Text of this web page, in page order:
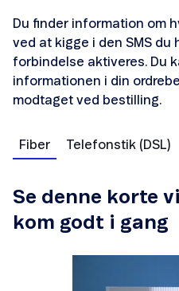
Huawei B311
Meld flytning
Opsig bredbånd
Du finder information om
ved at kigge i den SMS du
forbindelse aktiveres. Du
informationen i din
modtaget ved bestilling.
Fiber Telefonstik (DSL)
Se denne korte
kom godt i gang